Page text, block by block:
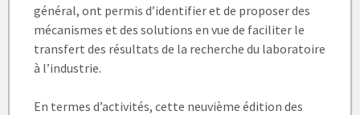
général, ont permis d’identifier et de proposer des
mécanismes et des solutions en vue de faciliter le
transfert des résultats de la recherche du laboratoire
à l’industrie.
En termes d’activités, cette neuvième édition des